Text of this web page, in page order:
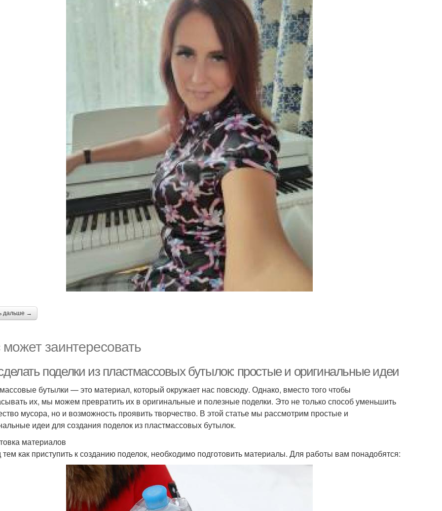
дальше →
заинтересовать
поделки из пластмассовых бутылок: простые и оригинальные идеи
бутылки — это материал, который окружает нас повсюду. Однако, вместо того чтобы
их, мы можем превратить их в оригинальные и полезные поделки. Это не только способ уменьшить
мусора, но и возможность проявить творчество. В этой статье мы рассмотрим простые и
идеи для создания поделок из пластмассовых бутылок.
материалов
как приступить к созданию поделок, необходимо подготовить материалы. Для работы вам понадобятся: